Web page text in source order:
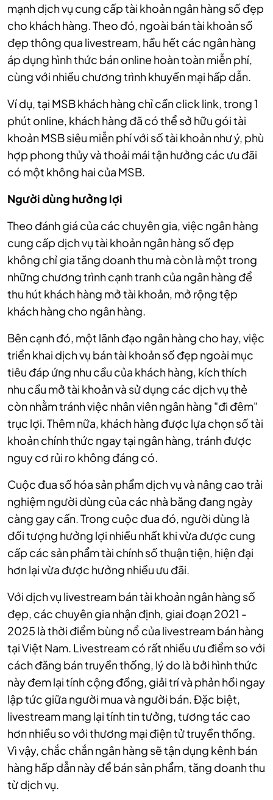
mạnh dịch vụ cung cấp tài khoản ngân hàng số đẹp
cho khách hàng. Theo đó, ngoài bán tài khoản số
đẹp thông qua livestream, hầu hết các ngân hàng
áp dụng hình thức bán online hoàn toàn miễn phí,
cùng với nhiều chương trình khuyến mại hấp dẫn.
Ví dụ, tại MSB khách hàng chỉ cần click link, trong 1
phút online, khách hàng đã có thể sở hữu gói tài
khoản MSB siêu miễn phí với số tài khoản như ý, phù
hợp phong thủy và thoải mái tận hưởng các ưu đãi
có một không hai của MSB.
Người dùng hưởng lợi
Theo đánh giá của các chuyên gia, việc ngân hàng
cung cấp dịch vụ tài khoản ngân hàng số đẹp
không chỉ gia tăng doanh thu mà còn là một trong
những chương trình cạnh tranh của ngân hàng để
thu hút khách hàng mở tài khoản, mở rộng tệp
khách hàng cho ngân hàng.
Bên cạnh đó, một lãnh đạo ngân hàng cho hay, việc
triển khai dịch vụ bán tài khoản số đẹp ngoài mục
tiêu đáp ứng nhu cầu của khách hàng, kích thích
nhu cầu mở tài khoản và sử dụng các dịch vụ thẻ
còn nhằm tránh việc nhân viên ngân hàng "đi đêm"
trục lợi. Thêm nữa, khách hàng được lựa chọn số tài
khoản chính thức ngay tại ngân hàng, tránh được
nguy cơ rủi ro không đáng có.
Cuộc đua số hóa sản phẩm dịch vụ và nâng cao trải
nghiệm người dùng của các nhà băng đang ngày
càng gay cấn. Trong cuộc đua đó, người dùng là
đối tượng hưởng lợi nhiều nhất khi vừa được cung
cấp các sản phẩm tài chính số thuận tiện, hiện đại
hơn lại vừa được hưởng nhiều ưu đãi.
Với dịch vụ livestream bán tài khoản ngân hàng số
đẹp, các chuyên gia nhận định, giai đoạn 2021 -
2025 là thời điểm bùng nổ của livestream bán hàng
tại Việt Nam. Livestream có rất nhiều ưu điểm so với
cách đăng bán truyền thống, lý do là bởi hình thức
này đem lại tính cộng đồng, giải trí và phản hồi ngay
lập tức giữa người mua và người bán. Đặc biệt,
livestream mang lại tính tin tưởng, tương tác cao
hơn nhiều so với thương mại điện tử truyền thống.
Vì vậy, chắc chắn ngân hàng sẽ tận dụng kênh bán
hàng hấp dẫn này để bán sản phẩm, tăng doanh thu
từ dịch vụ.